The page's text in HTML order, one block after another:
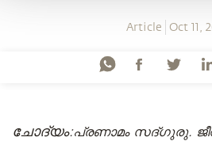
Article Oct 11,
ചോദ്യം:പ്രണാമം സദ്ഗുരു.